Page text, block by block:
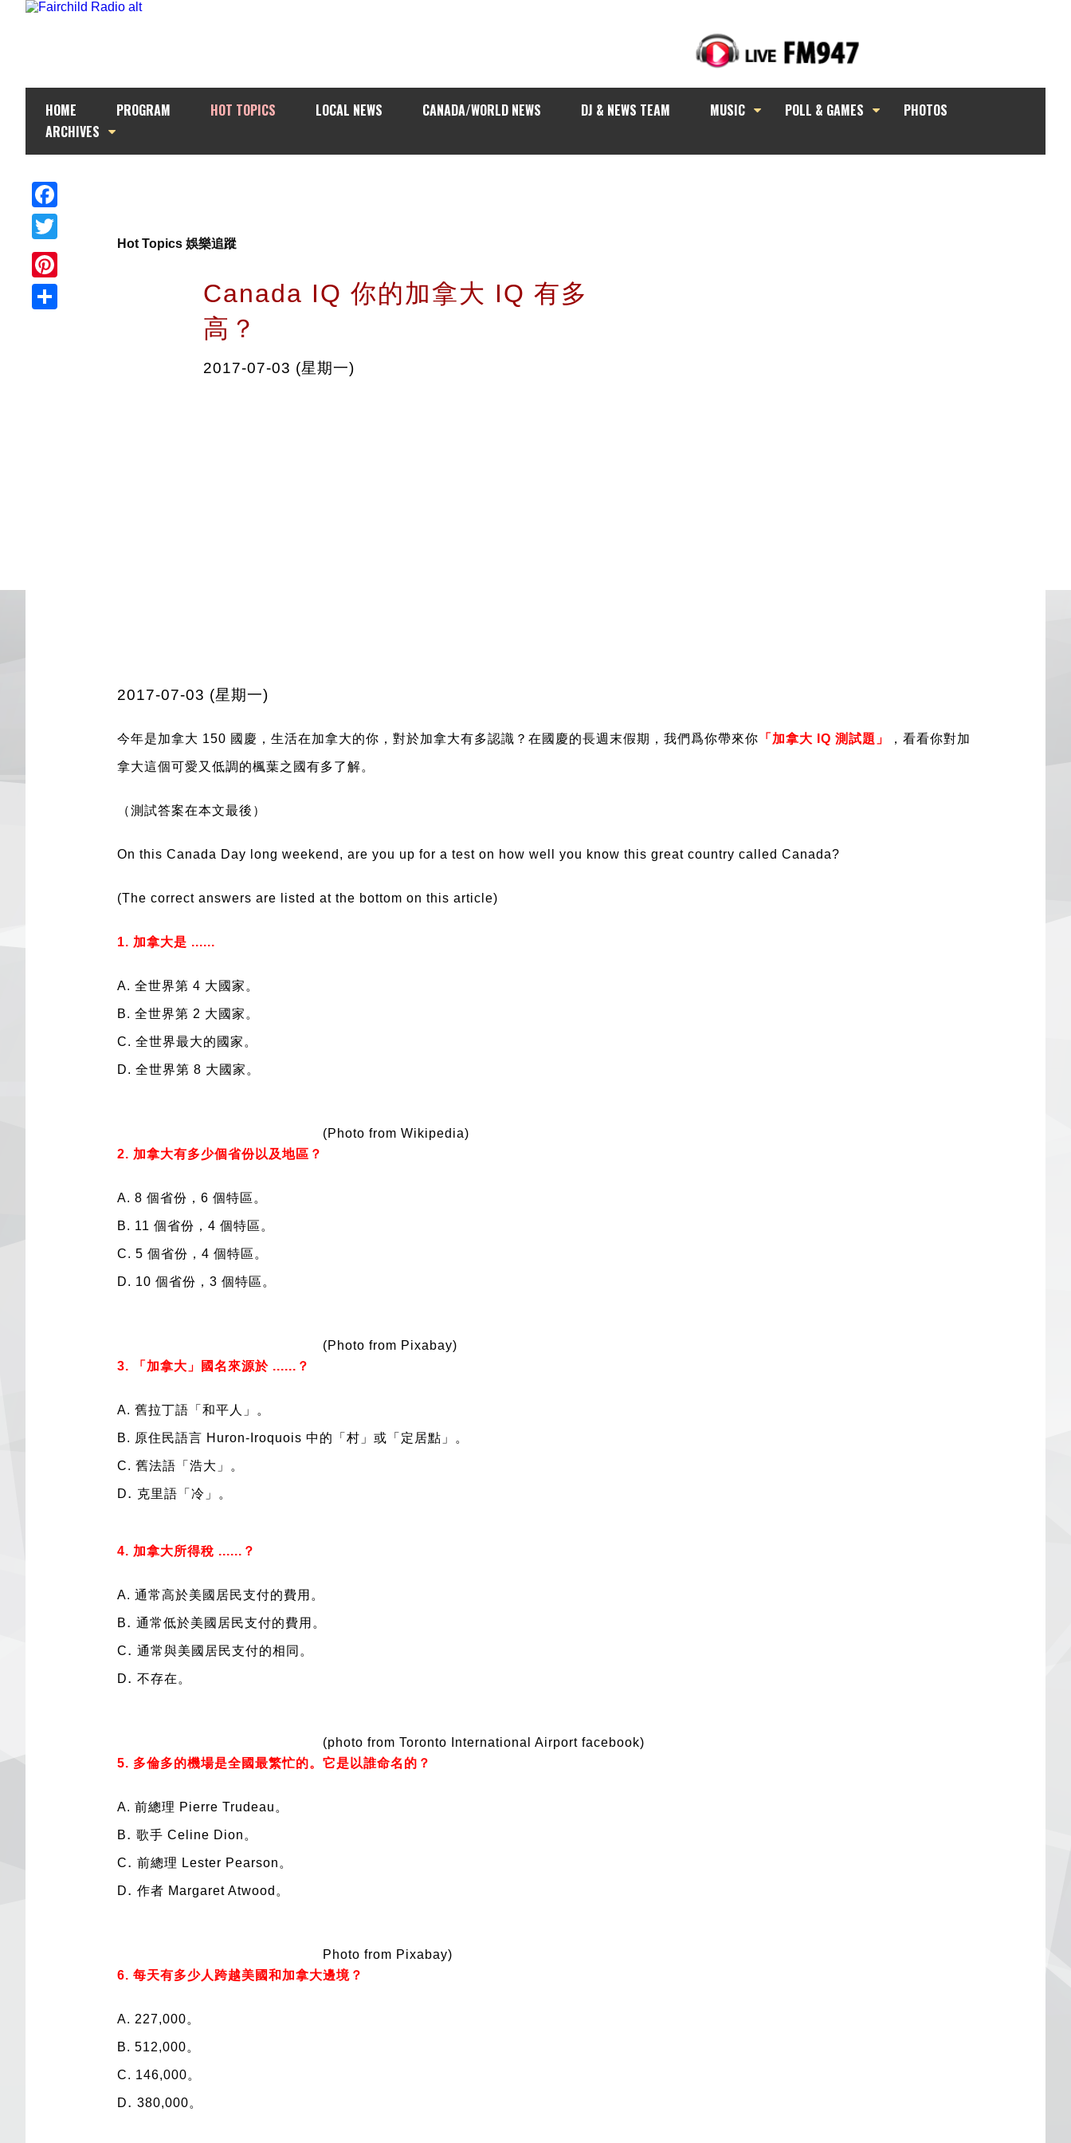
HOME PROGRAM HOT TOPICS LOCAL NEWS CANADA/WORLD NEWS DJ & NEWS TEAM MUSIC POLL & GAMES
PHOTOS
ARCHIVES
Facebook
Twitter
Pinterest
Hot Topics 娛樂追蹤
Canada IQ 你的加拿大 IQ 有多
高？
2017-07-03 (星期一)
2017-07-03 (星期一)
今年是加拿大 150 國慶，生活在加拿大的你，對於加拿大有多認識？在國慶的長週末假期，我們爲你帶來你 「加拿大 IQ 測試題」 ，看看你對加
拿大這個可愛又低調的楓葉之國有多了解。
（測試答案在本文最後）
On this Canada Day long weekend, are you up for a test on how well you know this great country called Canada?
(The correct answers are listed at the bottom on this article)
1. 加拿大是 ......
A. 全世界第 4 大國家。
B. 全世界第 2 大國家。
C. 全世界最大的國家。
D. 全世界第 8 大國家。
(Photo from Wikipedia)
2. 加拿大有多少個省份以及地區？
A. 8 個省份，6 個特區。
B. 11 個省份，4 個特區。
C. 5 個省份，4 個特區。
D. 10 個省份，3 個特區。
(Photo from Pixabay)
3. 「加拿大」國名來源於 ......？
A. 舊拉丁語「和平人」。
B. 原住民語言 Huron-Iroquois 中的「村」或「定居點」。
C. 舊法語「浩大」。
D. 克里語「冷」。
4. 加拿大所得稅 ......？
A. 通常高於美國居民支付的費用。
B. 通常低於美國居民支付的費用。
C. 通常與美國居民支付的相同。
D. 不存在。
(photo from Toronto International Airport facebook)
5. 多倫多的機場是全國最繁忙的。它是以誰命名的？
A. 前總理 Pierre Trudeau。
B. 歌手 Celine Dion。
C. 前總理 Lester Pearson。
D. 作者 Margaret Atwood。
Photo from Pixabay)
6. 每天有多少人跨越美國和加拿大邊境？
A. 227,000。
B. 512,000。
C. 146,000。
D. 380,000。